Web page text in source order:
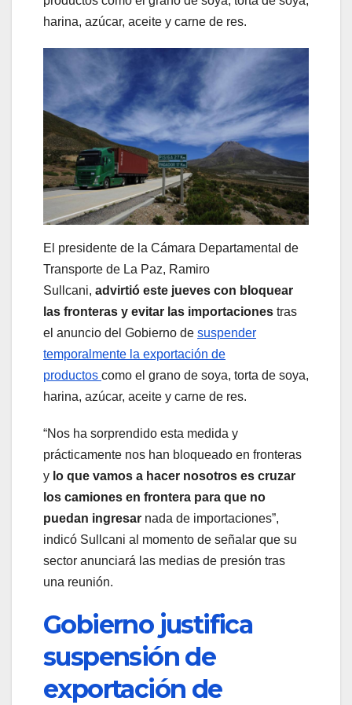
harina, azúcar, aceite y carne de res.
El presidente de la Cámara Departamental de
Transporte de La Paz, Ramiro
Sullcani, advirtió este jueves con bloquear
las fronteras y evitar las importaciones tras
el anuncio del Gobierno de suspender
temporalmente la exportación de
productos como el grano de soya, torta de soya,
harina, azúcar, aceite y carne de res.
“Nos ha sorprendido esta medida y
prácticamente nos han bloqueado en fronteras
y lo que vamos a hacer nosotros es cruzar
los camiones en frontera para que no
puedan ingresar nada de importaciones”,
indicó Sullcani al momento de señalar que su
sector anunciará las medias de presión tras
una reunión.
Gobierno justifica
suspensión de
exportación de